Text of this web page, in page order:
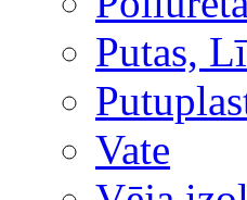
Putas,
Vate